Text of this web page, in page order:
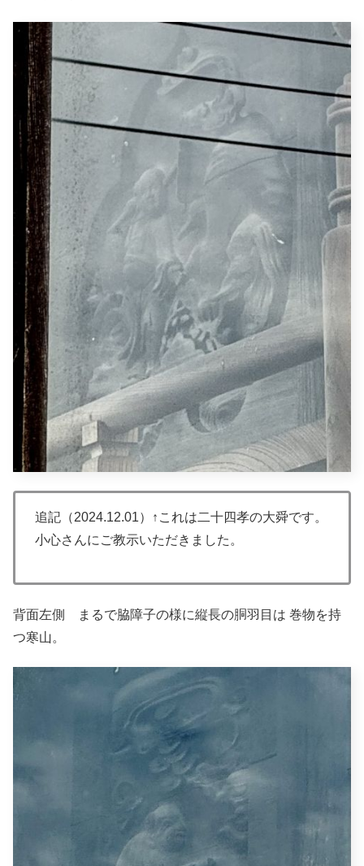
追記（2024.12.01）↑これは二十四孝の大舜です。
小心さんにご教示いただきました。
背面左側 まるで脇障子の様に縦長の胴羽目は 巻物を持
つ寒山。